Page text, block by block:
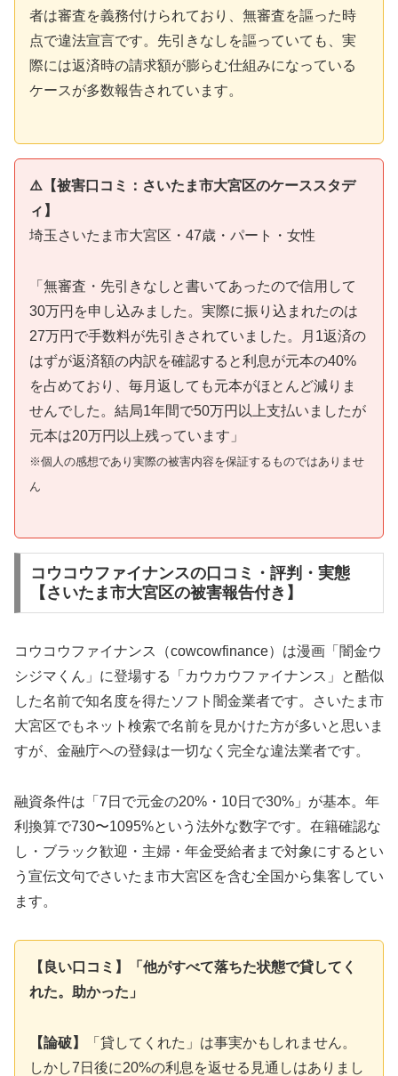
者は審査を義務付けられており、無審査を謳った時
点で違法宣言です。先引きなしを謳っていても、実
際には返済時の請求額が膨らむ仕組みになっている
ケースが多数報告されています。
⚠️【被害口コミ：さいたま市大宮区のケーススタデ
ィ】
埼玉さいたま市大宮区・47歳・パート・女性
「無審査・先引きなしと書いてあったので信用して
30万円を申し込みました。実際に振り込まれたのは
27万円で手数料が先引きされていました。月1返済の
はずが返済額の内訳を確認すると利息が元本の40%
を占めており、毎月返しても元本がほとんど減りま
せんでした。結局1年間で50万円以上支払いましたが
元本は20万円以上残っています」
※個人の感想であり実際の被害内容を保証するものではありませ
ん
コウコウファイナンスの口コミ・評判・実態
【さいたま市大宮区の被害報告付き】
コウコウファイナンス（cowcowfinance）は漫画「闇金ウ
シジマくん」に登場する「カウカウファイナンス」と酷似
した名前で知名度を得たソフト闇金業者です。さいたま市
大宮区でもネット検索で名前を見かけた方が多いと思いま
すが、金融庁への登録は一切なく完全な違法業者です。
融資条件は「7日で元金の20%・10日で30%」が基本。年
利換算で730〜1095%という法外な数字です。在籍確認な
し・ブラック歓迎・主婦・年金受給者まで対象にするとい
う宣伝文句でさいたま市大宮区を含む全国から集客してい
ます。
【良い口コミ】「他がすべて落ちた状態で貸してく
れた。助かった」
【論破】
「貸してくれた」は事実かもしれません。
しかし7日後に20%の利息を返せる見通しはありまし